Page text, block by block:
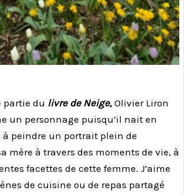
partie du livre de Neige, Olivier Liron
un personnage puisqu’il nait en
à peindre un portrait plein de
mère à travers des moments de vie, à
facettes de cette femme. J’aime
de cuisine ou de repas partagé